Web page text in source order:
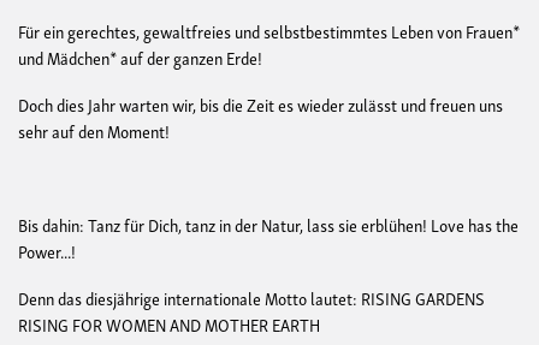
Für ein gerechtes, gewaltfreies und selbstbestimmtes Leben von Frauen*
und Mädchen* auf der ganzen Erde!
Doch dies Jahr warten wir, bis die Zeit es wieder zulässt und freuen uns
sehr auf den Moment!
Bis dahin: Tanz für Dich, tanz in der Natur, lass sie erblühen! Love has the
Power...!
Denn das diesjährige internationale Motto lautet: RISING GARDENS
RISING FOR WOMEN AND MOTHER EARTH